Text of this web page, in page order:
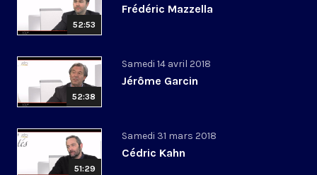
52:53
Frédéric Mazzella
52:38
Samedi 14 avril 2018
Jérôme Garcin
51:29
Samedi 31 mars 2018
Cédric Kahn